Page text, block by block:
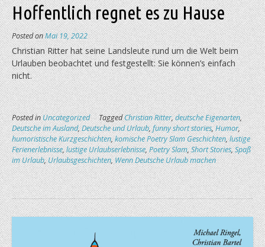
Hoffentlich regnet es zu Hause
Posted onMai 19, 2022
Christian Ritter hat seine Landsleute rund um die Welt beim
Urlauben beobachtet und festgestellt: Sie können’s einfach
nicht.
Posted inUncategorized TaggedChristian Ritter,deutsche Eigenarten,
Deutsche im Ausland,Deutsche und Urlaub,funny short stories,Humor,
humoristische Kurzgeschichten,komische Poetry Slam Geschichten,lustige
Ferienerlebnisse,lustige Urlaubserlebnisse,Poetry Slam,Short Stories,Spaß
im Urlaub,Urlaubsgeschichten,Wenn Deutsche Urlaub machen